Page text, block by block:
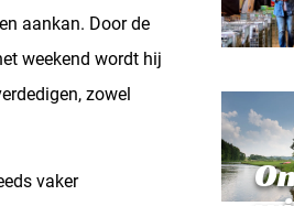
aankan. Door de
weekend wordt hij
zowel
vaker